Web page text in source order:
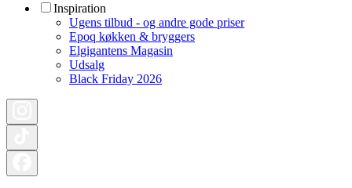
Inspiration
Ugens tilbud - og andre gode priser
Epoq køkken & bryggers
Elgigantens Magasin
Udsalg
Black Friday 2026